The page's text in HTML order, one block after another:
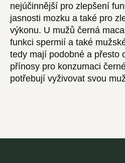
nejúčinnější pro zlepšení
jasnosti mozku a také pro
výkonu. U mužů černá
funkci spermií a také
tedy mají podobné a přesto
přínosy pro konzumaci
potřebují vyživovat svou